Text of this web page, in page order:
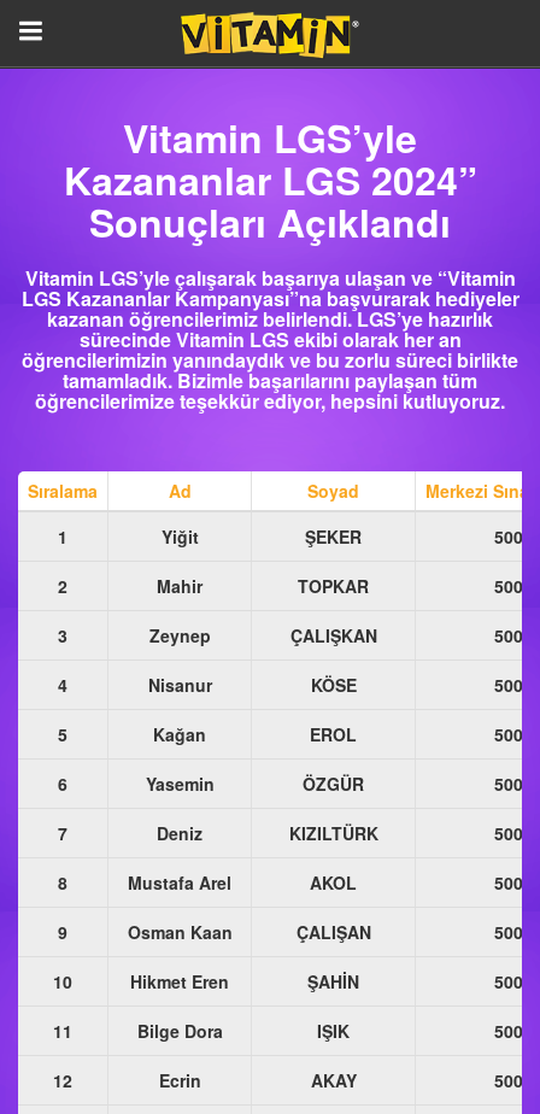
Vitamin LGS’yle
Kazananlar LGS 2024”
Sonuçları Açıklandı
Vitamin LGS’yle çalışarak başarıya ulaşan ve “Vitamin
LGS Kazananlar Kampanyası”na başvurarak hediyeler
kazanan öğrencilerimiz belirlendi. LGS’ye hazırlık
sürecinde Vitamin LGS ekibi olarak her an
öğrencilerimizin yanındaydık ve bu zorlu süreci birlikte
tamamladık. Bizimle başarılarını paylaşan tüm
öğrencilerimize teşekkür ediyor, hepsini kutluyoruz.
Sıralama Ad Soyad
Merkezi
1
Yiğit ŞEKER 500
2 Mahir TOPKAR 500
3 Zeynep ÇALIŞKAN 500
4 Nisanur KÖSE 500
5 Kağan EROL 500
6 Yasemin ÖZGÜR 500
7 Deniz KIZILTÜRK 500
8 Mustafa Arel AKOL 500
9 Osman Kaan ÇALIŞAN 500
10 Hikmet Eren ŞAHİN 500
11 Bilge Dora IŞIK 500
12 Ecrin AKAY 500